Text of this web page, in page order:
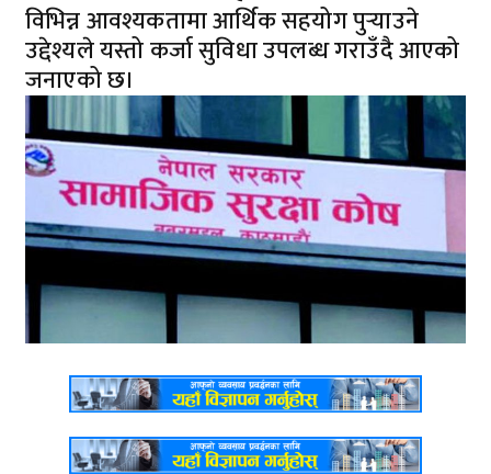
विभिन्न आवश्यकतामा आर्थिक सहयोग पुर्‍याउने
उद्देश्यले यस्तो कर्जा सुविधा उपलब्ध गराउँदै आएको
जनाएको छ।